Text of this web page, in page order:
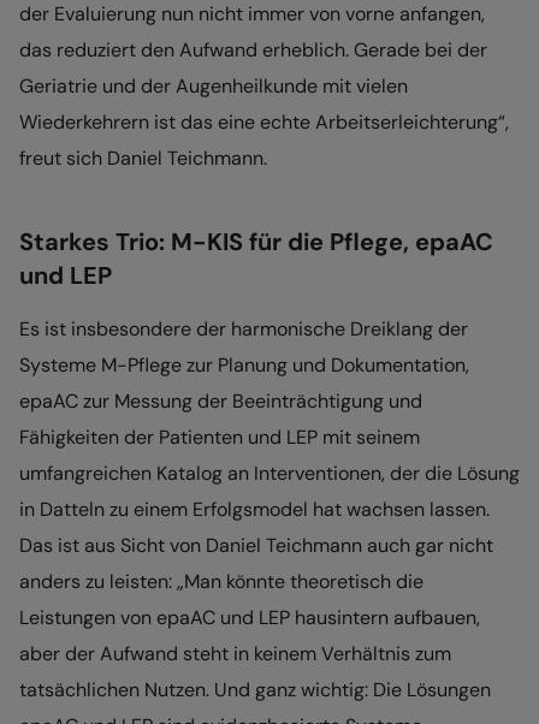
der Evaluierung nun nicht immer von vorne anfangen,
das reduziert den Aufwand erheblich. Gerade bei der
Geriatrie und der Augenheilkunde mit vielen
Wiederkehrern ist das eine echte Arbeitserleichterung“,
freut sich Daniel Teichmann.
Starkes Trio: M-KIS für die Pflege, epaAC
und LEP
Es ist insbesondere der harmonische Dreiklang der
Systeme M-Pflege zur Planung und Dokumentation,
epaAC zur Messung der Beeinträchtigung und
Fähigkeiten der Patienten und LEP mit seinem
umfangreichen Katalog an Interventionen, der die Lösung
in Datteln zu einem Erfolgsmodel hat wachsen lassen.
Das ist aus Sicht von Daniel Teichmann auch gar nicht
anders zu leisten: „Man könnte theoretisch die
Leistungen von epaAC und LEP hausintern aufbauen,
aber der Aufwand steht in keinem Verhältnis zum
tatsächlichen Nutzen. Und ganz wichtig: Die Lösungen